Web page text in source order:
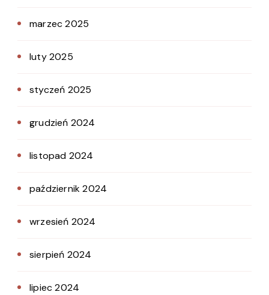
marzec 2025
luty 2025
styczeń 2025
grudzień 2024
listopad 2024
październik 2024
wrzesień 2024
sierpień 2024
lipiec 2024